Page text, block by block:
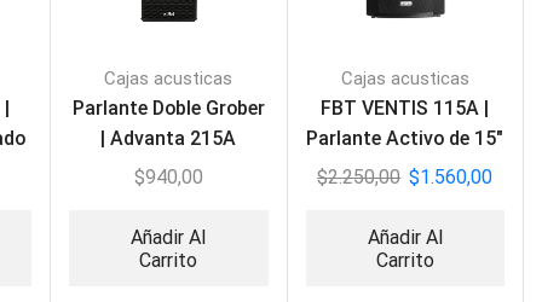
Cajas acusticas
Parlante Doble Grober
| Advanta 215A
3000W
$940,00
Añadir Al
Carrito
Cajas acusticas
FBT VENTIS 115A |
Parlante Activo de 15″
$2.250,00 $1.560,00
Añadir Al
Carrito